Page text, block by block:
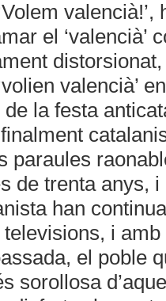
el ‘valencià’
valencià’
la festa
paraules
de trenta anys,
han
i
el poble
sorollosa